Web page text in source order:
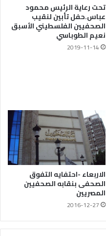
تحت رعاية الرئيس محمود
عباس.حفل تأبين لنقيب
الصحفيين الفلسطيني الأسبق
نعيم الطوباسي
2019-11-14
الاربعاء -احتفايه التفوق
الصحفى بنقابه الصحفيين
المصريين
2016-12-27